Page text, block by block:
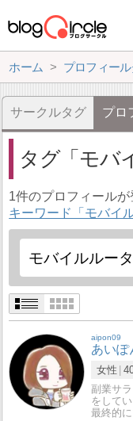
ホーム プロフィー
サークルタグ プロ
タグ モバ
1件のプロフィールが
キーワード「モバイ
aipon09
あいぽ
女性
副業サ
をして
最終的